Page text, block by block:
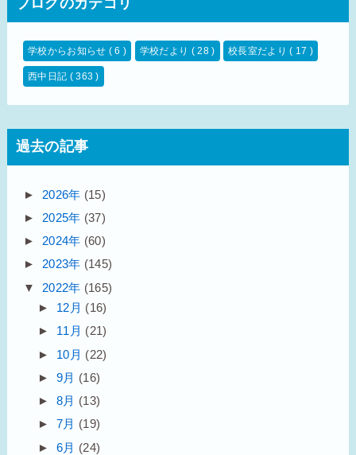
学校からお知らせ ( 6 ) 学校だより ( 28 ) 校長室だより( 17 )
西中日記 ( 363 )
過去の記事
► 2026年 (15)
► 2025年 (37)
► 2024年 (60)
► 2023年 (145)
▼ 2022年 (165)
► 12月 (16)
► 11月 (21)
► 10月 (22)
► 9月 (16)
► 8月 (13)
► 7月 (19)
► 6月 (24)